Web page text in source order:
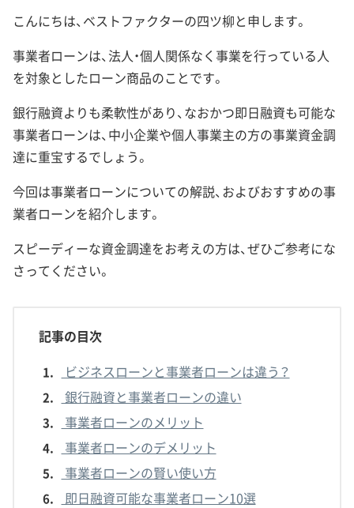
こんにちは、ベストファクターの四ツ柳と申します。
事業者ローンは、法人・個人関係なく事業を行っている人
を対象としたローン商品のことです。
銀行融資よりも柔軟性があり、なおかつ即日融資も可能な
事業者ローンは、中小企業や個人事業主の方の事業資金調
達に重宝するでしょう。
今回は事業者ローンについての解説、およびおすすめの事
業者ローンを紹介します。
スピーディーな資金調達をお考えの方は、ぜひご参考にな
さってください。
記事の目次
1. ビジネスローンと事業者ローンは違う？
2. 銀行融資と事業者ローンの違い
3. 事業者ローンのメリット
4. 事業者ローンのデメリット
5. 事業者ローンの賢い使い方
6. 即日融資可能な事業者ローン10選